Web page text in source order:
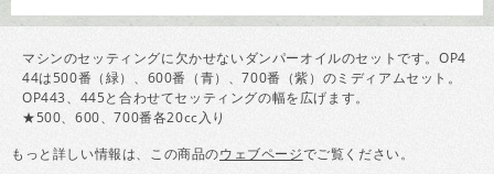
マシンのセッティングに欠かせないダンパーオイルのセットです。OP4
44は500番（緑）、600番（青）、700番（紫）のミディアムセット。
OP443、445と合わせてセッティングの幅を広げます。
★500、600、700番各20cc入り
もっと詳しい情報は、この商品のウェブページでご覧ください。